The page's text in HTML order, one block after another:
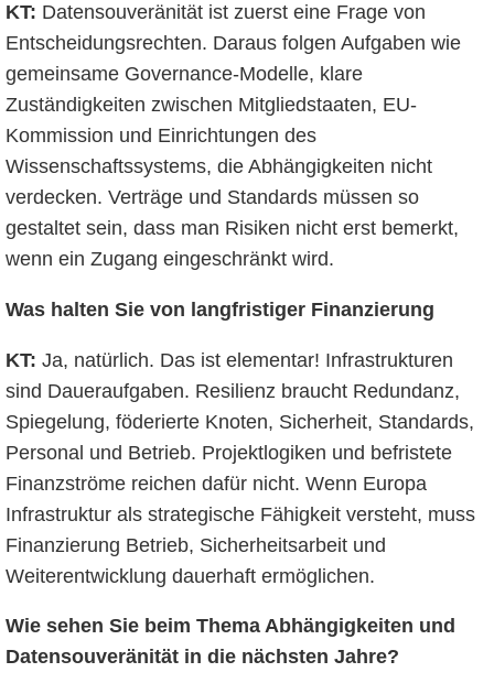
KT: Datensouveränität ist zuerst eine Frage von
Entscheidungsrechten. Daraus folgen Aufgaben wie
gemeinsame Governance-Modelle, klare
Zuständigkeiten zwischen Mitgliedstaaten, EU-
Kommission und Einrichtungen des
Wissenschaftssystems, die Abhängigkeiten nicht
verdecken. Verträge und Standards müssen so
gestaltet sein, dass man Risiken nicht erst bemerkt,
wenn ein Zugang eingeschränkt wird.
Was halten Sie von langfristiger Finanzierung
KT: Ja, natürlich. Das ist elementar! Infrastrukturen
sind Daueraufgaben. Resilienz braucht Redundanz,
Spiegelung, föderierte Knoten, Sicherheit, Standards,
Personal und Betrieb. Projektlogiken und befristete
Finanzströme reichen dafür nicht. Wenn Europa
Infrastruktur als strategische Fähigkeit versteht, muss
Finanzierung Betrieb, Sicherheitsarbeit und
Weiterentwicklung dauerhaft ermöglichen.
Wie sehen Sie beim Thema Abhängigkeiten und
Datensouveränität in die nächsten Jahre?